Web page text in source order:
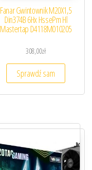
Fanar Gwintownik M20X1,5
Din374B 6Hx HssePm Hl
Mastertap D4118M010205
308,00zł
Sprawdź sam